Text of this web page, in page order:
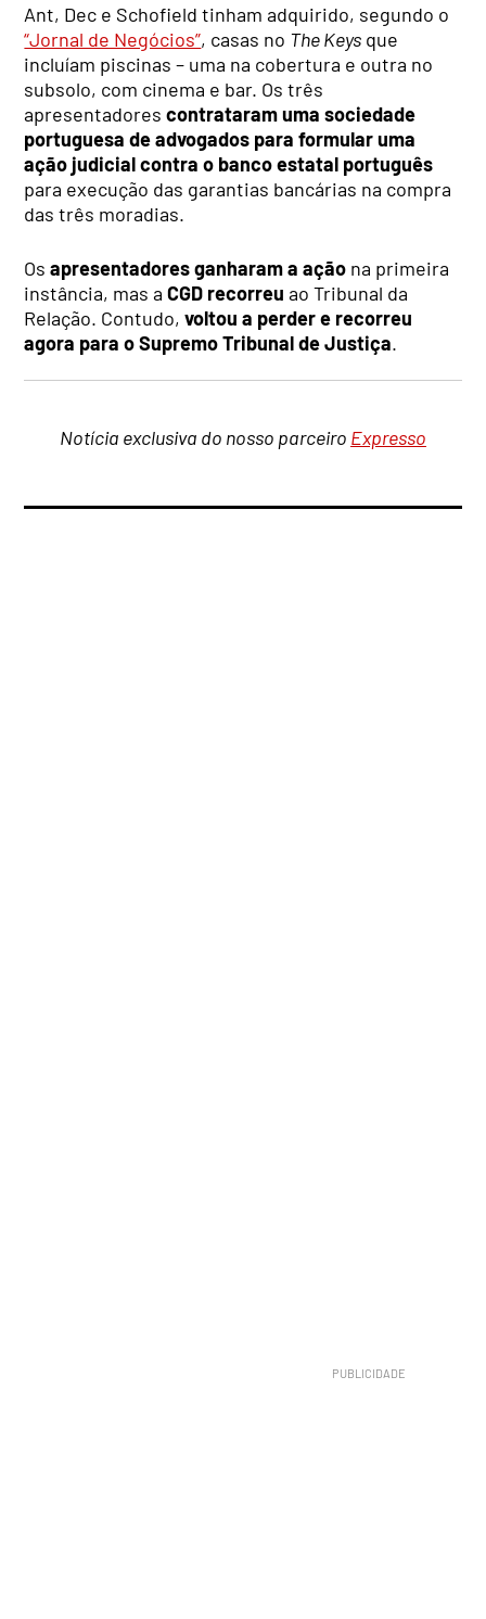
Ant, Dec e Schofield tinham adquirido, segundo o
“Jornal de Negócios”, casas no The Keys que
incluíam piscinas – uma na cobertura e outra no
subsolo, com cinema e bar. Os três
apresentadorescontrataram uma sociedade
portuguesa de advogados para formular uma
ação judicial contra o banco estatal português
para execução das garantias bancárias na compra
das três moradias.
Osapresentadores ganharam a ação na primeira
instância, mas a CGD recorreuao Tribunal da
Relação. Contudo,voltou a perder e recorreu
agora para o Supremo Tribunal de Justiça.
Notícia exclusiva do nosso parceiro Expresso